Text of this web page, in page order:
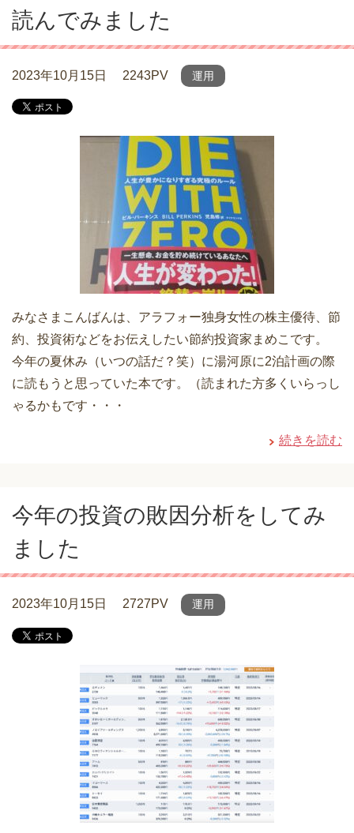
読んでみました
2023年10月15日 2243PV 運用
みなさまこんばんは、アラフォー独身女性の株主優待、節
約、投資術などをお伝えしたい節約投資家まめこです。
今年の夏休み（いつの話だ？笑）に湯河原に2泊計画の際
に読もうと思っていた本です。（読まれた方多くいらっし
ゃるかもです・・・
続きを読む
今年の投資の敗因分析をしてみ
ました
2023年10月15日 2727PV 運用